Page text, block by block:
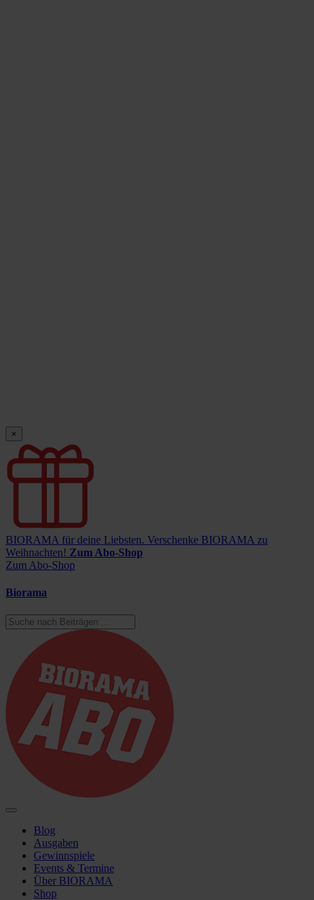
×
BIORAMA für deine Liebsten. Verschenke BIORAMA zu
Weihnachten! Zum Abo-Shop
Zum Abo-Shop
Biorama
Blog
Ausgaben
Gewinnspiele
Events & Termine
Über BIORAMA
Shop